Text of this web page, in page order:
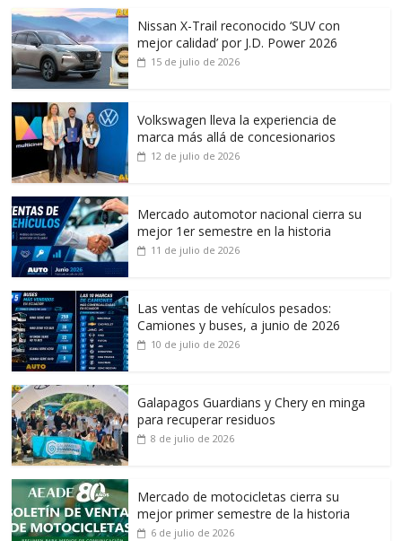
Nissan X-Trail reconocido ‘SUV con
mejor calidad’ por J.D. Power 2026
15 de julio de 2026
Volkswagen lleva la experiencia de
marca más allá de concesionarios
12 de julio de 2026
Mercado automotor nacional cierra su
mejor 1er semestre en la historia
11 de julio de 2026
Las ventas de vehículos pesados:
Camiones y buses, a junio de 2026
10 de julio de 2026
Galapagos Guardians y Chery en minga
para recuperar residuos
8 de julio de 2026
Mercado de motocicletas cierra su
mejor primer semestre de la historia
6 de julio de 2026